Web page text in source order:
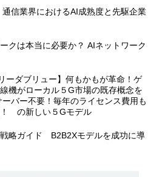
通信業界におけるAI成熟度と先駆企業
クは本当に必要か？ AIネットワーク
ーダブリュー】何もかもが革命！ゲ
機がローカル５G市場の既存概念を
バー不要！毎年のライセンス費用も
の新しい５Gモデル
略ガイド B2B2Xモデルを成功に導